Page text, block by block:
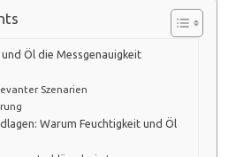
Öl die Messgenauigkeit
Szenarien
Warum Feuchtigkeit und Öl